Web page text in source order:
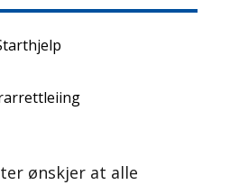
ønskjer at alle